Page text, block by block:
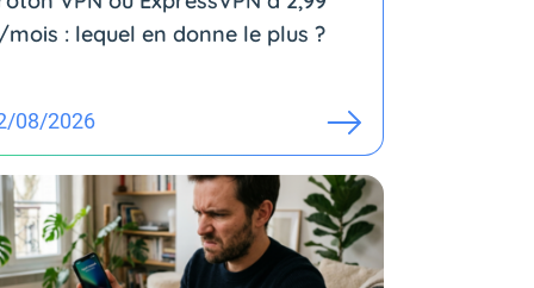
: lequel en donne le plus ?
08/2026